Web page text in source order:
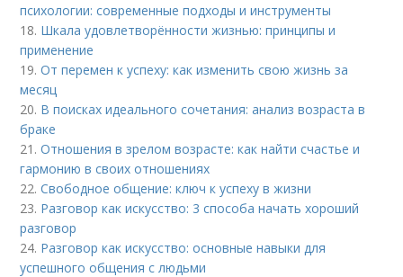
психологии: современные подходы и инструменты
18. Шкала удовлетворённости жизнью: принципы и
применение
19.От перемен к успеху: как изменить свою жизнь за
месяц
20. В поисках идеального сочетания: анализ возраста в
браке
21.Отношения в зрелом возрасте: как найти счастье и
гармонию в своих отношениях
22.Свободное общение: ключ к успеху в жизни
23. Разговор как искусство: 3 способа начать хороший
разговор
24. Разговор как искусство: основные навыки для
успешного общения с людьми